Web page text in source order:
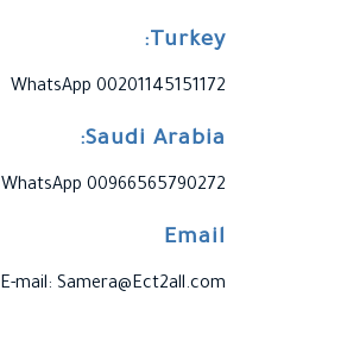
Turkey:
WhatsApp 00201145151172
Saudi Arabia:
WhatsApp 00966565790272
Email
E-mail: Samera@Ect2all.com